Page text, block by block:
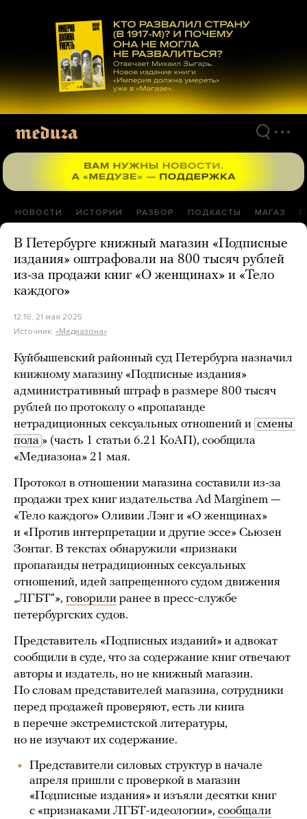
материалам
НОВОСТИ ИСТОРИИ РАЗБОР ПОДКАСТЫ МАГАЗ
В Петербурге книжный магазин «Подписные
издания» оштрафовали на 800 тысяч рублей
из-за продажи книг «О женщинах» и «Тело
каждого»
12:16, 21 мая 2025
Источник: «Медиазона»
Куйбышевский районный суд Петербурга назначил
книжному магазину «Подписные издания»
административный штраф в размере 800 тысяч
рублей по протоколу о «пропаганде
нетрадиционных сексуальных отношений и смены
пола » (часть 1 статьи 6.21 КоАП), сообщила
«Медиазона» 21 мая.
Протокол в отношении магазина составили из-за
продажи трех книг издательства Ad Marginem —
«Тело каждого» Оливии Лэнг и «О женщинах»
и «Против интерпретации и другие эссе» Сьюзен
Зонтаг. В текстах обнаружили «признаки
пропаганды нетрадиционных сексуальных
отношений, идей запрещенного судом движения
„ЛГБТ“», говорили ранее в пресс-службе
петербургских судов.
Представитель «Подписных изданий» и адвокат
сообщили в суде, что за содержание книг отвечают
авторы и издатель, но не книжный магазин.
По словам представителей магазина, сотрудники
перед продажей проверяют, есть ли книга
в перечне экстремистской литературы,
но не изучают их содержание.
Представители силовых структур в начале
апреля пришли с проверкой в магазин
«Подписные издания» и изъяли десятки книг
с «признаками ЛГБТ-идеологии», сообщали